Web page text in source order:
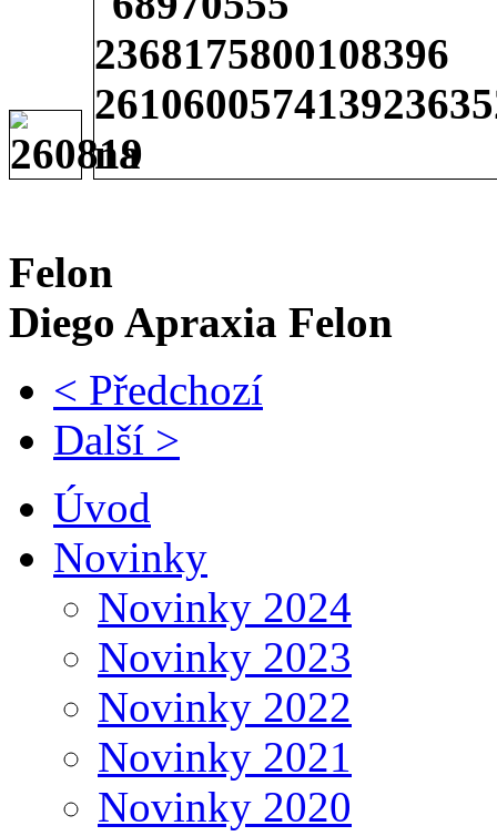
Felon
Diego Apraxia Felon
< Předchozí
Další >
Úvod
Novinky
Novinky 2024
Novinky 2023
Novinky 2022
Novinky 2021
Novinky 2020